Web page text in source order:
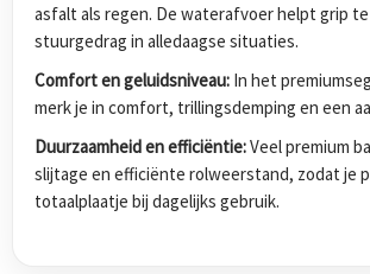
asfalt als regen. De waterafvoer helpt grip
stuurgedrag in alledaagse situaties.
Comfort en geluidsniveau: In het
merk je in comfort, trillingsdemping en een
Duurzaamheid en efficiëntie:Veel premium
slijtage en efficiënte rolweerstand, zodat
totaalplaatje bij dagelijks gebruik.